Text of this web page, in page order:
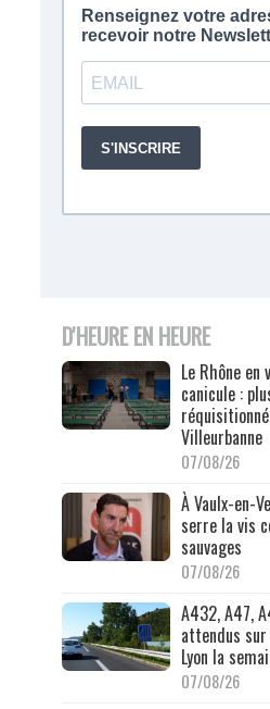
D'HEURE EN HEURE
Le Rhône
canicule :
Villeurbanne
07/08/26
À Vaulx-en-
serre la vis
sauvages
07/08/26
A432, A47,
attendus
Lyon la
07/08/26